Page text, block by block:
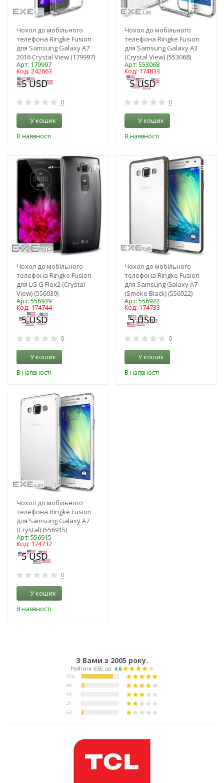
Чохол до мобільного
телефона Ringke Fusion
для Samsung Galaxy A7
2016 Crystal View (179997)
Арт: 179997
Код: 242663
0
У кошик
В наявності
Чохол до мобільного
телефона Ringke Fusion
для Samsung Galaxy A3
(Crystal View) (553068)
Арт: 553068
Код: 174813
0
У кошик
В наявності
-3%
Чохол до мобільного
телефона Ringke Fusion
для LG G Flex2 (Crystal
View) (556939)
Арт: 556939
Код: 174744
0
У кошик
В наявності
-3%
Чохол до мобільного
телефона Ringke Fusion
для Samsung Galaxy A7
(Smoke Black) (556922)
Арт: 556922
Код: 174733
0
У кошик
В наявності
-3%
Чохол до мобільного
телефона Ringke Fusion
для Samsung Galaxy A7
(Crystal) (556915)
Арт: 556915
Код: 174732
0
У кошик
В наявності
З Вами з 2005 року.